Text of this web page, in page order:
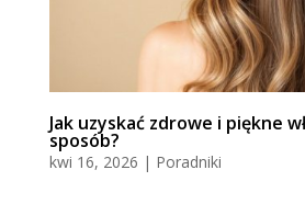
Jak uzyskać zdrowe i piękne
sposób?
kwi 16, 2026 | Poradniki